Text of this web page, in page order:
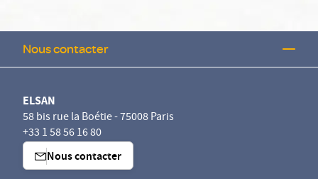
Nous contacter
ELSAN
58 bis rue la Boétie - 75008 Paris
+33 1 58 56 16 80
Nous contacter